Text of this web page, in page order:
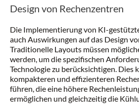
Design von Rechenzentren
Die Implementierung von KI-
auch Auswirkungen auf das Design
Traditionelle Layouts müssen
werden, um die spezifischen
Technologie zu berücksichtigen. Dies
kompakteren und effizienteren
führen, die eine höhere
ermöglichen und gleichzeitig die